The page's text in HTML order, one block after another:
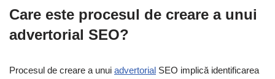
Care este procesul de creare a unui
advertorial SEO?
Procesul de creare a unui advertorial SEO implică identificarea